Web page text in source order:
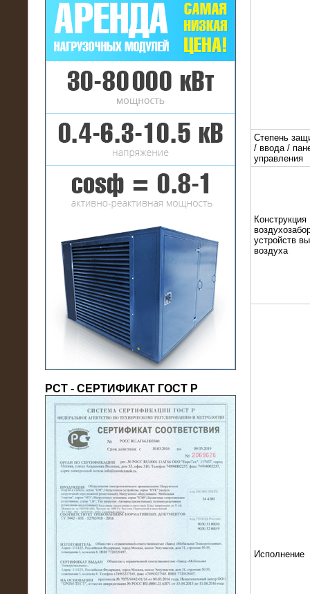
16.01.2017
Аренда нагрузочного комплекса 22
МВт (10 кВ) на газовое
месторождение
17.10.2016
Резистивный высоковольтный
нагрузочный модуль 5 МВт
(напряжение 6/10 кВ)
21.08.2016
На производственное предприятие
модули 20 МВт (0,4 кВ)
РСТ - СЕРТИФИКАТ ГОСТ Р
Степень
/ ввода /
управления
Конструкция
устройств
воздуха
Исполнение